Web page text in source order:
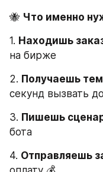
🐝 Что именно
1. Находишь
на бирже
2. Получаешь
секунд вызвать
3. Пишешь
бота
4. Отправляешь